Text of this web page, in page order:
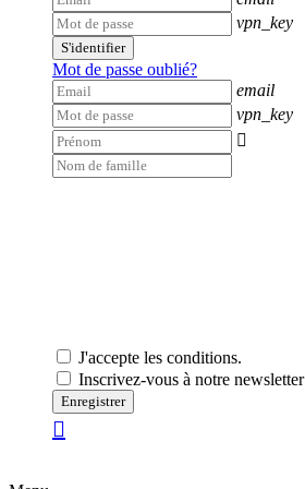
vpn_key
S'identifier
Mot de passe oublié?
email
vpn_key

J'accepte les conditions.
Inscrivez-vous à notre newsletter
Enregistrer